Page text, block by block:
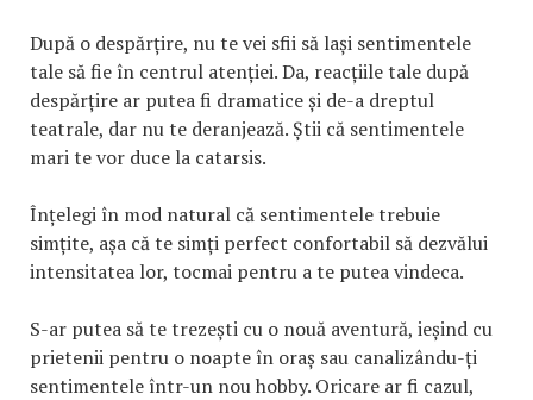
După o despărțire, nu te vei sfii să lași sentimentele
tale să fie în centrul atenției. Da, reacțiile tale după
despărțire ar putea fi dramatice și de-a dreptul
teatrale, dar nu te deranjează. Știi că sentimentele
mari te vor duce la catarsis.
Înțelegi în mod natural că sentimentele trebuie
simțite, așa că te simți perfect confortabil să dezvălui
intensitatea lor, tocmai pentru a te putea vindeca.
S-ar putea să te trezești cu o nouă aventură, ieșind cu
prietenii pentru o noapte în oraș sau canalizându-ți
sentimentele într-un nou hobby. Oricare ar fi cazul,